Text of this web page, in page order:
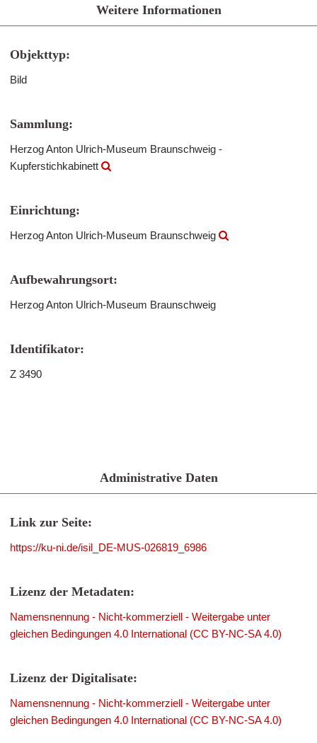
Weitere Informationen
Objekttyp:
Bild
Sammlung:
Herzog Anton Ulrich-Museum Braunschweig -
Kupferstichkabinett
Einrichtung:
Herzog Anton Ulrich-Museum Braunschweig
Aufbewahrungsort:
Herzog Anton Ulrich-Museum Braunschweig
Identifikator:
Z 3490
Administrative Daten
Link zur Seite:
https://ku-ni.de/isil_DE-MUS-026819_6986
Lizenz der Metadaten:
Namensnennung - Nicht-kommerziell - Weitergabe unter
gleichen Bedingungen 4.0 International (CC BY-NC-SA 4.0)
Lizenz der Digitalisate:
Namensnennung - Nicht-kommerziell - Weitergabe unter
gleichen Bedingungen 4.0 International (CC BY-NC-SA 4.0)